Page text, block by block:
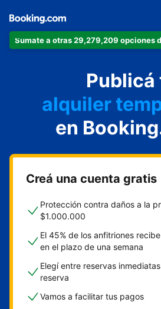
Sumate a otras 29,279,209 opciones
Publicá
hotel
alquiler
en
Creá una cuenta gratis
Protección contra daños a la
$1.000.000
El 45% de los anfitriones
en el plazo de una semana
Elegí entre reservas
reserva
Vamos a facilitar tus pagos